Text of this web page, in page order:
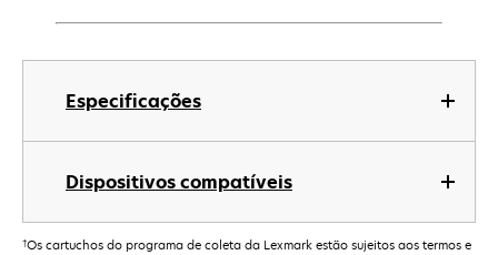
Especificações
Dispositivos compatíveis
†Os cartuchos do programa de coleta da Lexmark estão sujeitos aos termos e